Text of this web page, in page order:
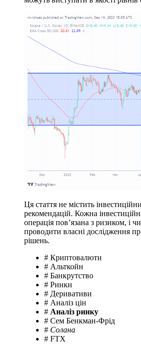
Ця стаття не містить
рекомендацій. Кожна
операція пов’язана з ризиком, і
проводити власні дослідження
рішень.
# Криптовалюти
# Альткойн
# Банкрутство
# Ринки
# Деривативи
# Аналіз цін
# Аналіз ринку
# Сем Бенкман-Фрід
# Солана
# FTX